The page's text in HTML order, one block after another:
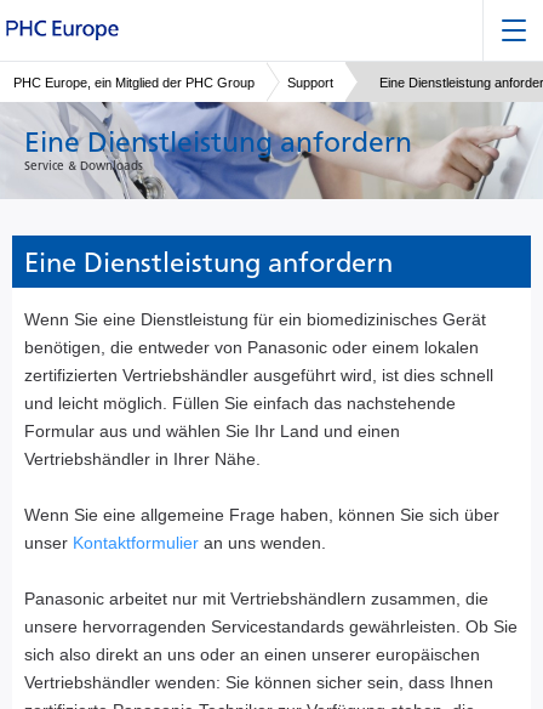
PHC Europe, ein Mitglied der PHC Group Support Eine Dienstleistung
Eine Dienstleistung anfordern
Service & Downloads
Eine Dienstleistung anfordern
Wenn Sie eine Dienstleistung für ein biomedizinisches Gerät
benötigen, die entweder von Panasonic oder einem lokalen
zertifizierten Vertriebshändler ausgeführt wird, ist dies schnell
und leicht möglich. Füllen Sie einfach das nachstehende
Formular aus und wählen Sie Ihr Land und einen
Vertriebshändler in Ihrer Nähe.
Wenn Sie eine allgemeine Frage haben, können Sie sich über
unser Kontaktformulier an uns wenden.
Panasonic arbeitet nur mit Vertriebshändlern zusammen, die
unsere hervorragenden Servicestandards gewährleisten. Ob Sie
sich also direkt an uns oder an einen unserer europäischen
Vertriebshändler wenden: Sie können sicher sein, dass Ihnen